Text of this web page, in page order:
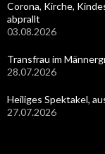
Corona, Kirche,
abprallt
03.08.2026
Transfrau im
28.07.2026
Heiliges Spektakel,
27.07.2026